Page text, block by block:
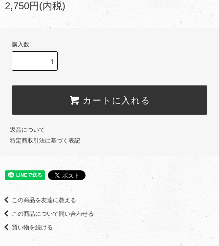
2,750円(内税)
購入数
カートに入れる
返品について
特定商取引法に基づく表記
この商品を友達に教える
この商品について問い合わせる
買い物を続ける